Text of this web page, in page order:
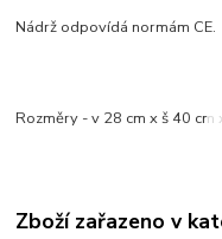
Nádrž odpovídá normám CE.
Rozměry - v 28 cm x š 40 cm
Zboží zařazeno v